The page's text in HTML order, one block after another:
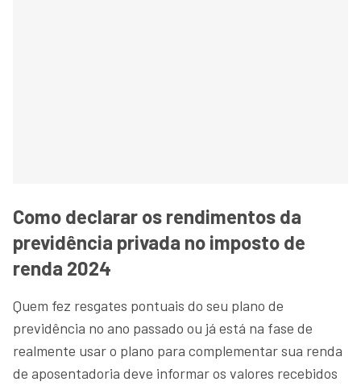
Como declarar os rendimentos da
previdência privada no imposto de
renda 2024
Quem fez resgates pontuais do seu plano de
previdência no ano passado ou já está na fase de
realmente usar o plano para complementar sua renda
de aposentadoria deve informar os valores recebidos